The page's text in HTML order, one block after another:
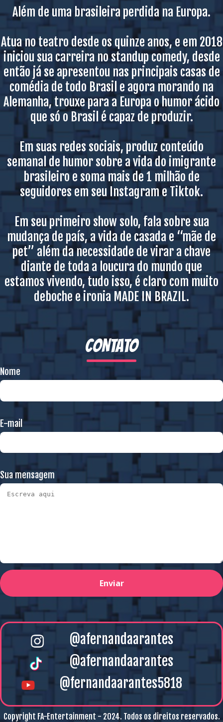
Além de uma brasileira perdida na Europa.
Atua no teatro desde os quinze anos, e em 2018
iniciou sua carreira no standup comedy, desde
então já se apresentou nas principais casas de
comédia de todo Brasil e agora morando na
Alemanha, trouxe para a Europa o humor ácido
que só o Brasil é capaz de produzir.
Em suas redes sociais, produz conteúdo
semanal de humor sobre a vida do imigrante
brasileiro e soma mais de 1 milhão de
seguidores em seu Instagram e Tiktok.
Em seu primeiro show solo, fala sobre sua
mudança de país, a vida de casada e “mãe de
pet” além da necessidade de virar a chave
diante de toda a loucura do mundo que
estamos vivendo, tudo isso, é claro com muito
deboche e ironia MADE IN BRAZIL.
CONTATO
Nome
E-mail
Sua mensagem
Enviar
@afernandaarantes
@afernandaarantes
@fernandaarantes5818
Copyright FA-Entertainment - 2024. Todos os direitos reservados.